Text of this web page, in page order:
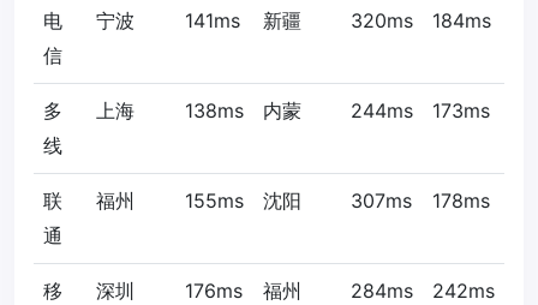
电
信
宁波 141ms 新疆 320ms 184ms
多
线
上海 138ms 内蒙 244ms 173ms
联
通
福州 155ms 沈阳 307ms 178ms
移
深圳 176ms 福州 284ms 242ms